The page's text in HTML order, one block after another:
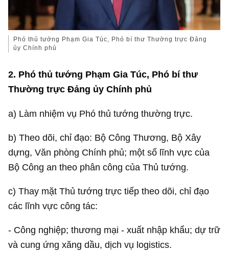
Phó thủ tướng Phạm Gia Túc, Phó bí thư Thường trực Đảng
ủy Chính phủ
2. Phó thủ tướng Phạm Gia Túc, Phó bí thư
Thường trực Đảng ủy Chính phủ
a) Làm nhiệm vụ Phó thủ tướng thường trực.
b) Theo dõi, chỉ đạo: Bộ Công Thương, Bộ Xây
dựng, Văn phòng Chính phủ; một số lĩnh vực của
Bộ Công an theo phân công của Thủ tướng.
c) Thay mặt Thủ tướng trực tiếp theo dõi, chỉ đạo
các lĩnh vực công tác:
- Công nghiệp; thương mại - xuất nhập khẩu; dự trữ
và cung ứng xăng dầu, dịch vụ logistics.